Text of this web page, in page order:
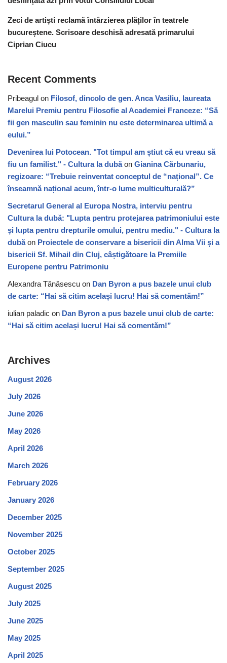
Zeci de artiști reclamă întârzierea plăților în teatrele
bucureștene. Scrisoare deschisă adresată primarului
Ciprian Ciucu
Recent Comments
Pribeagul on Filosof, dincolo de gen. Anca Vasiliu, laureata
Marelui Premiu pentru Filosofie al Academiei Franceze: “Să
fii gen masculin sau feminin nu este determinarea ultimă a
eului.”
Devenirea lui Potocean. "Tot timpul am știut că eu vreau să
fiu un familist." - Cultura la dubăon Gianina Cărbunariu,
regizoare: “Trebuie reinventat conceptul de “național”. Ce
înseamnă național acum, într-o lume multiculturală?”
Secretarul General al Europa Nostra, interviu pentru
Cultura la dubă: "Lupta pentru protejarea patrimoniului este
și lupta pentru drepturile omului, pentru mediu." - Cultura la
dubăon Proiectele de conservare a bisericii din Alma Vii și a
bisericii Sf. Mihail din Cluj, câștigătoare la Premiile
Europene pentru Patrimoniu
Alexandra Tănăsescu on Dan Byron a pus bazele unui club
de carte: “Hai să citim același lucru! Hai să comentăm!”
iulian paladic on Dan Byron a pus bazele unui club de carte:
“Hai să citim același lucru! Hai să comentăm!”
Archives
August 2026
July 2026
June 2026
May 2026
April 2026
March 2026
February 2026
January 2026
December 2025
November 2025
October 2025
September 2025
August 2025
July 2025
June 2025
May 2025
April 2025